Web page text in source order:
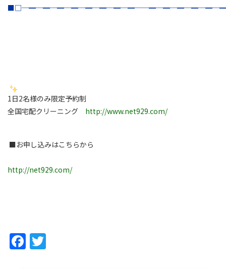
1日2名様のみ限定予約制
全国宅配クリーニング http://www.net929.com/
■お申し込みはこちらから
http://net929.com/
Facebook